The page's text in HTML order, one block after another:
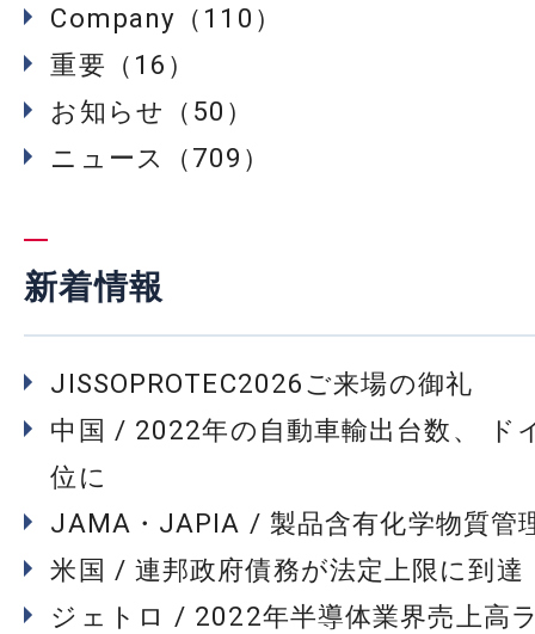
Company（110）
重要（16）
お知らせ（50）
ニュース（709）
新着情報
JISSOPROTEC2026ご来場の御礼
中国 / 2022年の自動車輸出台数、 ド
位に
JAMA・JAPIA / 製品含有化学物質管
米国 / 連邦政府債務が法定上限に到達
ジェトロ / 2022年半導体業界売上高